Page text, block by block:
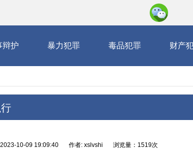
辩护 暴力犯罪 毒品犯罪 财产
10-09 19:09:40 作者: xslvshi 浏览量：1519次